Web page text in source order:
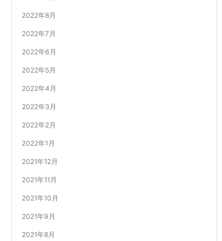
2022年8月
2022年7月
2022年6月
2022年5月
2022年4月
2022年3月
2022年2月
2022年1月
2021年12月
2021年11月
2021年10月
2021年9月
2021年8月